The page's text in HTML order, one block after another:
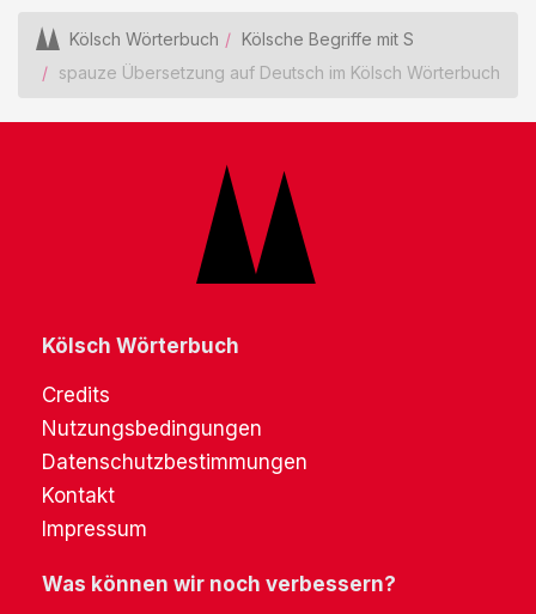
Kölsch Wörterbuch
Kölsche Begriffe mit S
spauze Übersetzung auf Deutsch im Kölsch Wörterbuch
Kölsch Wörterbuch
Credits
Nutzungsbedingungen
Datenschutzbestimmungen
Kontakt
Impressum
Was können wir noch verbessern?